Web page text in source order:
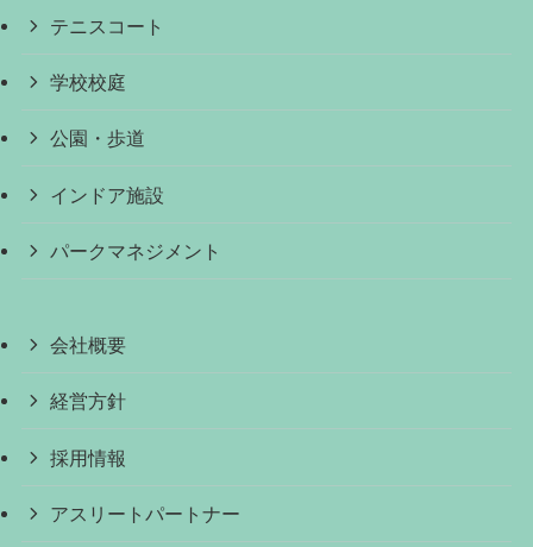
テニスコート
学校校庭
公園・歩道
インドア施設
パークマネジメント
会社概要
経営方針
採用情報
アスリートパートナー